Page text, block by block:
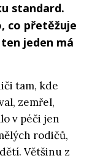
standard.
co přetěžuje
jeden má
tam, kde
zemřel,
v péči jen
rodičů,
Většinu z